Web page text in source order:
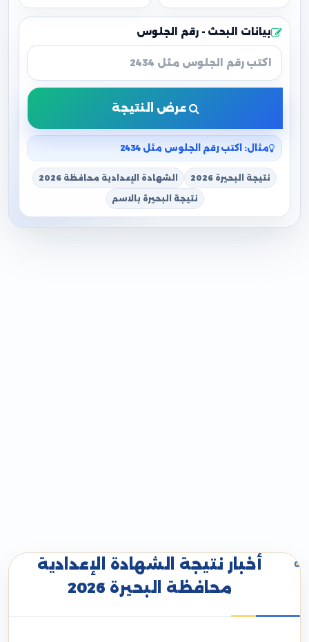
بيانات البحث - رقم الجلوس
عرض النتيجة
مثال: اكتب رقم الجلوس مثل 2434
نتيجة البحيرة 2026 الشهادة الإعدادية محافظة 2026
نتيجة البحيرة بالاسم
أخبار نتيجة الشهادة الإعدادية
محافظة البحيرة 2026